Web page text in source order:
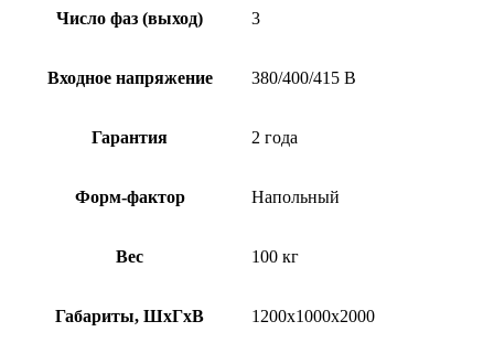
Число фаз (выход) 3
Входное напряжение 380/400/415 В
Гарантия 2 года
Форм-фактор Напольный
Вес 100 кг
Габариты, ШхГхВ 1200х1000х2000